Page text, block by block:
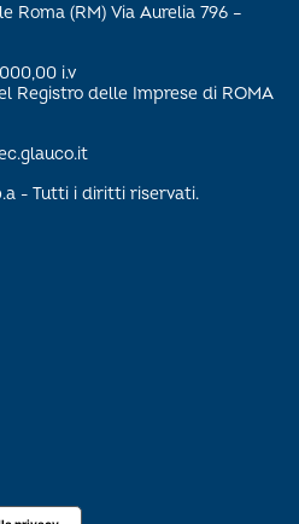
Roma (RM) Via Aurelia 796 –
i.v
Registro delle Imprese di ROMA
- Tutti i diritti riservati.